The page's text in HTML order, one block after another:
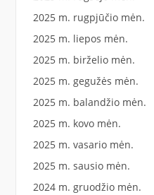
2025 m. rugpjūčio mėn.
2025 m. liepos mėn.
2025 m. birželio mėn.
2025 m. gegužės mėn.
2025 m. balandžio mėn.
2025 m. kovo mėn.
2025 m. vasario mėn.
2025 m. sausio mėn.
2024 m. gruodžio mėn.